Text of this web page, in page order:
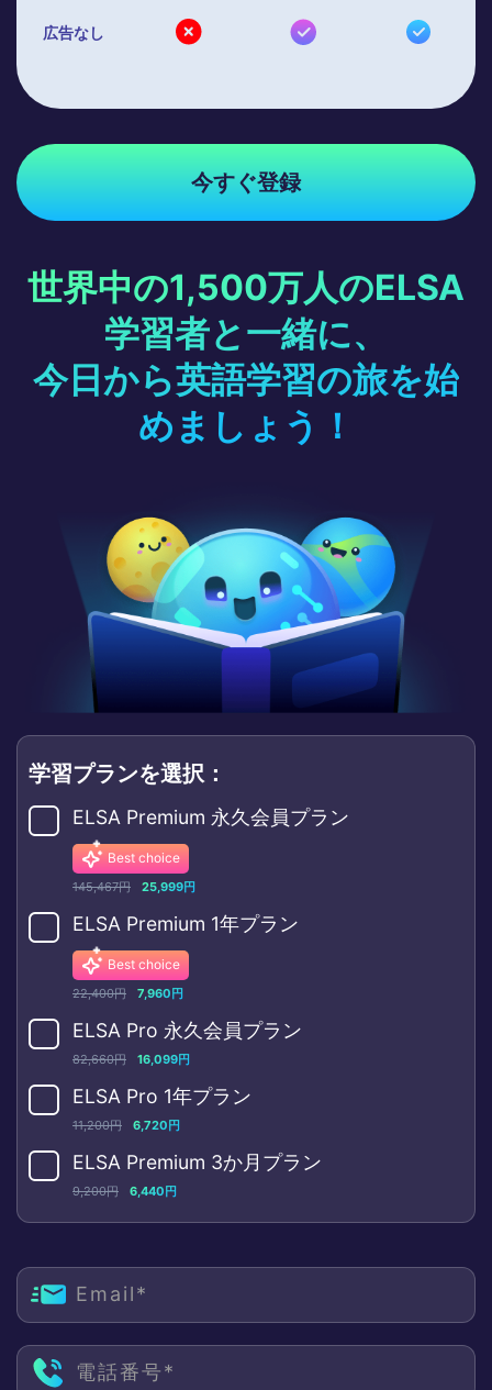
広告なし
今すぐ登録
世界中の1,500万人のELSA
学習者と一緒に、
今日から英語学習の旅を始
めましょう！
学習プランを選択：
ELSA Premium 永久会員プラン
Best choice
145,467円 25,999円
ELSA Premium 1年プラン
Best choice
22,400円 7,960円
ELSA Pro 永久会員プラン
82,660円 16,099円
ELSA Pro 1年プラン
11,200円 6,720円
ELSA Premium 3か月プラン
9,200円 6,440円
Email*
電話番号*